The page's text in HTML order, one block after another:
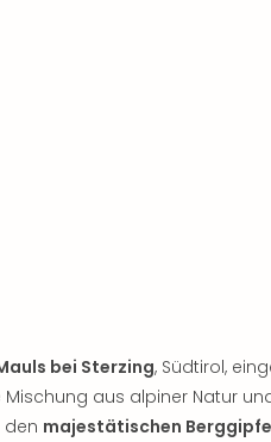
bei Sterzing, Südtirol,
aus alpiner Natur
den majestätischen